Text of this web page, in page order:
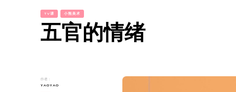
TV课 小熊美术
五官的情绪
作者：
YAOYAO